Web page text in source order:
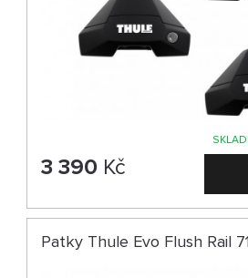
3 390 Kč
Patky Thule Evo Flush Rail